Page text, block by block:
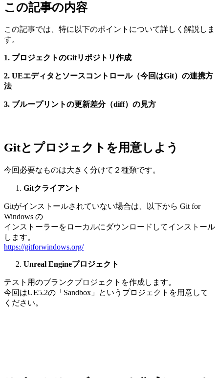
この記事の内容
この記事では、特に以下のポイントについて詳しく解説しま
す。
1. プロジェクトのGitリポジトリ作成
2. UEエディタとソースコントロール（今回はGit）の連携方
法
3. ブループリントの更新差分（diff）の見方
Gitとプロジェクトを用意しよう
今回必要なものは大きく分けて２種類です。
Gitクライアント
Gitがインストールされていない場合は、以下から Git for
Windows の
インストーラーをローカルにダウンロードしてインストール
します。
https://gitforwindows.org/
Unreal Engineプロジェクト
テスト用のブランクプロジェクトを作成します。
今回はUE5.2の「Sandbox」というプロジェクトを用意して
ください。